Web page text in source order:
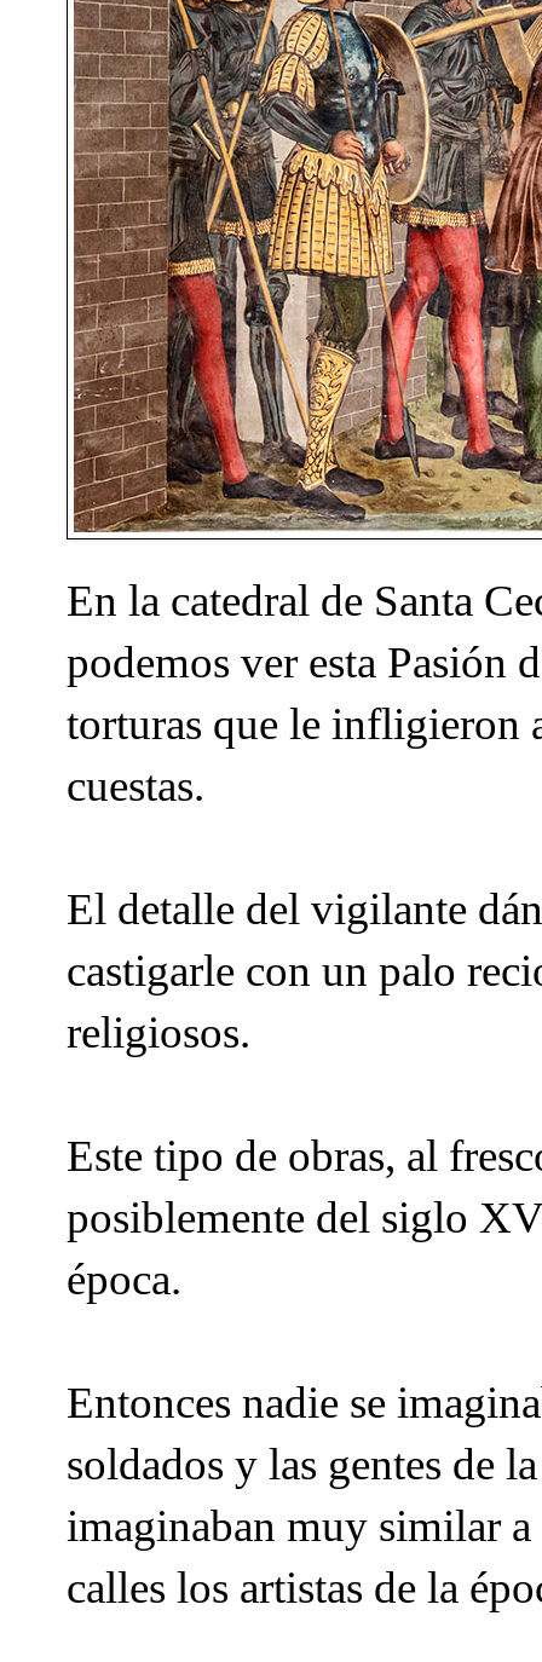
En la catedral de Santa
podemos ver esta Pasión
torturas que le infligieron
cuestas.
El detalle del vigilante
castigarle con un palo
religiosos.
Este tipo de obras, al
posiblemente del siglo
época.
Entonces nadie se
soldados y las gentes de
imaginaban muy similar
calles los artistas de la